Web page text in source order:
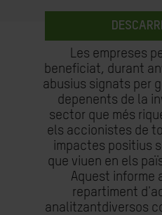
Les empreses
beneficiat, durant
abusius signats per
depenents de la
sector que més
els accionistes de
impactes positius
que viuen en els
Aquest informe
repartiment
analitzantdiversos